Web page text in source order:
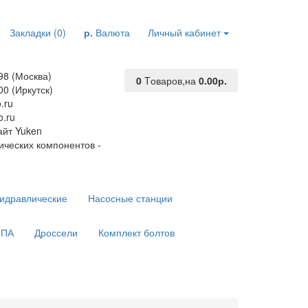
Личный кабинет
р. Валюта
Закладки (0)
(Москва)
(Иркутск)
Yuken
компонентов -
0 Tоваров,на 0.00р.
Насосные станции
Дроссели Комплект болтов